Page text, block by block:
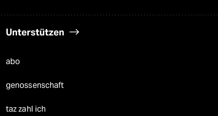
Unterstützen
abo
genossenschaft
taz zahl ich